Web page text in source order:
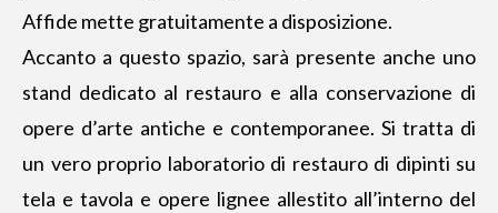
Affide mette gratuitamente a disposizione.
Accanto a questo spazio, sarà presente anche uno
stand dedicato al restauro e alla conservazione di
opere d’arte antiche e contemporanee. Si tratta di
un vero proprio laboratorio di restauro di dipinti su
tela e tavola e opere lignee allestito all’interno del